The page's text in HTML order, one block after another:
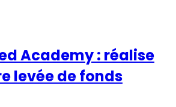
Academy : réalise
levée de fonds